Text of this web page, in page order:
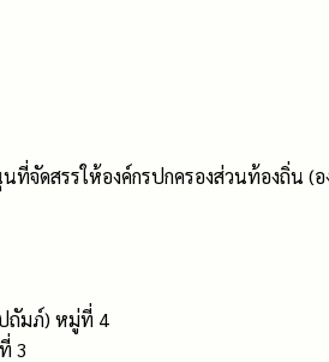
จัดสรรให้องค์กรปกครองส่วนท้องถิ่น (
ถัมภ์) หมู่ที่ 4
3